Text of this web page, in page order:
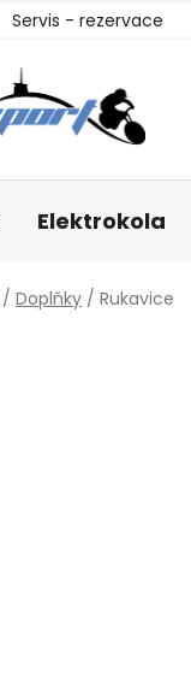
Servis - rezervace
Elektrokola
/ Doplňky / Rukavice